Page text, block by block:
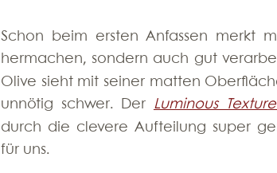
Schon beim ersten Anfassen merkt
hermachen, sondern auch gut
Olive sieht mit seiner matten
unnötig schwer. Der
Luminous
durch die clevere Aufteilung super
für uns.